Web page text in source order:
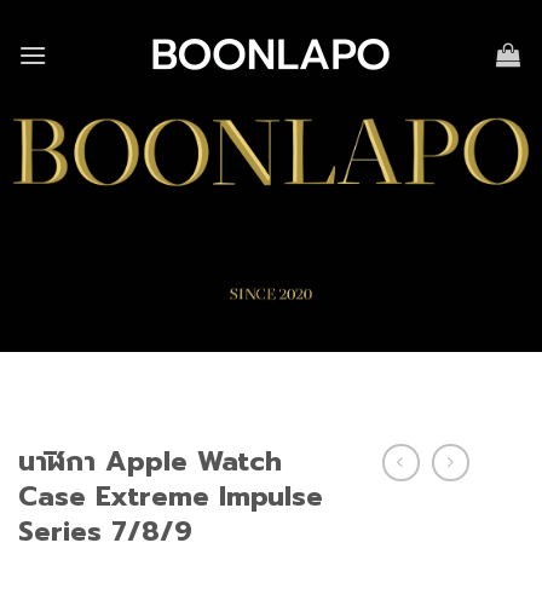
content
นาฬิกา Apple Watch
Case Extreme Impulse
Series 7/8/9